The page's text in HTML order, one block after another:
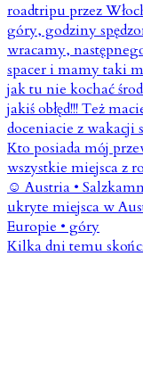
Kilka dni temu